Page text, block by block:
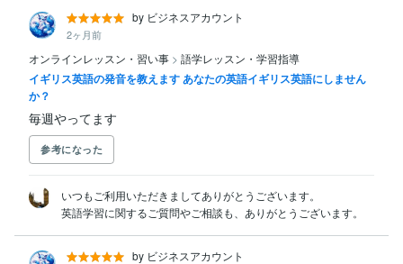
by ビジネスアカウント
2ヶ月前
オンラインレッスン・習い事 > 語学レッスン・学習指導
イギリス英語の発音を教えます あなたの英語イギリス英語にしません
か？
毎週やってます
参考になった
いつもご利用いただきましてありがとうございます。
英語学習に関するご質問やご相談も、ありがとうございます。
by ビジネスアカウント